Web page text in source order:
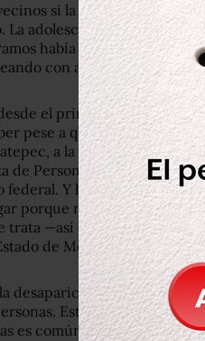
si la habían visto. Solo
adolescente se esfumó a
había un tianguis
con alguien. Nada”,
el principio ha habido
pese a que Andrea tenía 15
a la Fiscalía Especial
de Personas (Fevintra), que
Y luego de un año,
porque no había ningún
trata —así que volvió al
de México.
desaparición de Andrea, su
Esta ocurrió en una
es común.